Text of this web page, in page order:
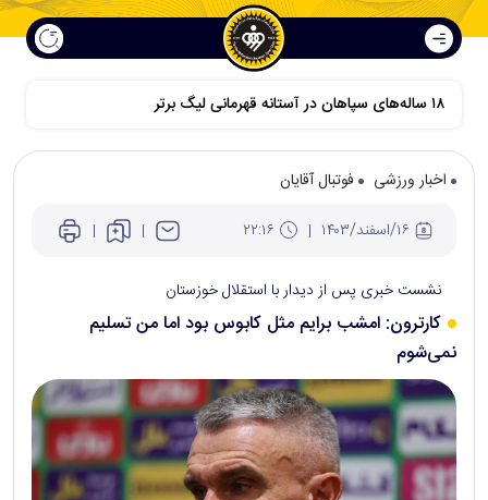
اخبار ورزشی
فوتبال آقایان
نشست خبری پس از دیدار با استقلال خوزستان
کارترون: امشب برایم مثل کابوس بود اما من تسلیم
نمی‌شوم